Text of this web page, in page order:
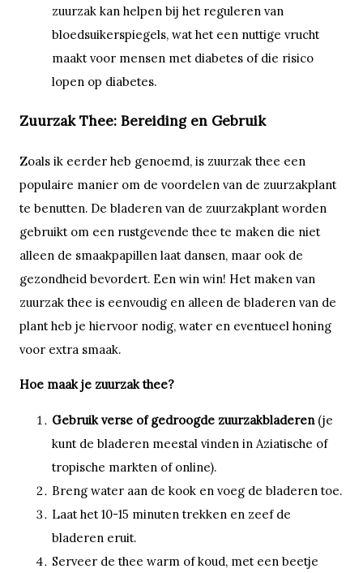
zuurzak kan helpen bij het reguleren van
bloedsuikerspiegels, wat het een nuttige vrucht
maakt voor mensen met diabetes of die risico
lopen op diabetes.
Zuurzak Thee: Bereiding en Gebruik
Zoals ik eerder heb genoemd, is zuurzak thee een
populaire manier om de voordelen van de zuurzakplant
te benutten. De bladeren van de zuurzakplant worden
gebruikt om een rustgevende thee te maken die niet
alleen de smaakpapillen laat dansen, maar ook de
gezondheid bevordert. Een win win! Het maken van
zuurzak thee is eenvoudig en alleen de bladeren van de
plant heb je hiervoor nodig, water en eventueel honing
voor extra smaak.
Hoe maak je zuurzak thee?
Gebruik verse of gedroogde zuurzakbladeren(je
kunt de bladeren meestal vinden in Aziatische of
tropische markten of online).
Breng water aan de kook en voeg de bladeren toe.
Laat het 10-15 minuten trekken en zeef de
bladeren eruit.
Serveer de thee warm of koud, met een beetje